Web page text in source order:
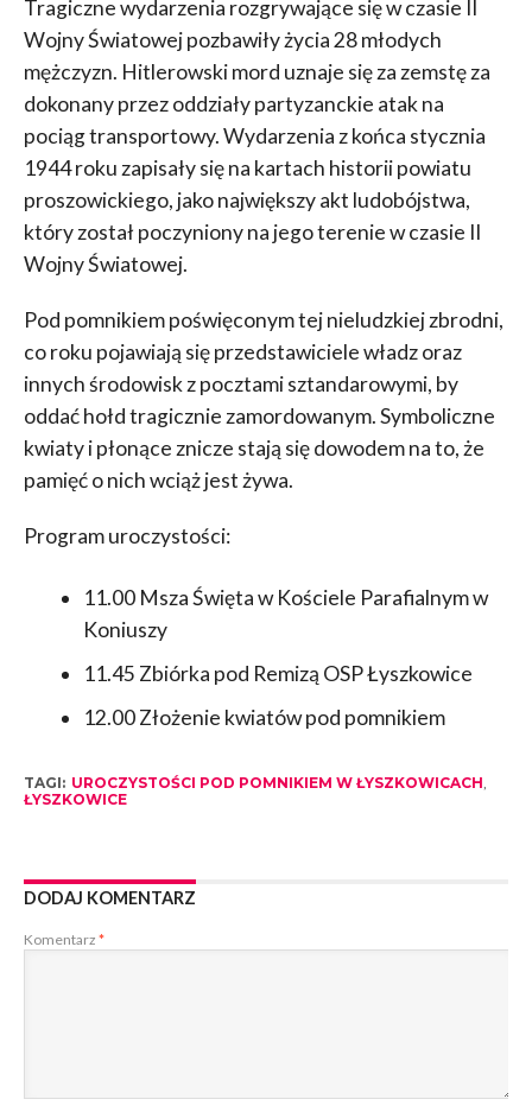
Tragiczne wydarzenia rozgrywające się w czasie II
Wojny Światowej pozbawiły życia 28 młodych
mężczyzn. Hitlerowski mord uznaje się za zemstę za
dokonany przez oddziały partyzanckie atak na
pociąg transportowy. Wydarzenia z końca stycznia
1944 roku zapisały się na kartach historii powiatu
proszowickiego, jako największy akt ludobójstwa,
który został poczyniony na jego terenie w czasie II
Wojny Światowej.
Pod pomnikiem poświęconym tej nieludzkiej zbrodni,
co roku pojawiają się przedstawiciele władz oraz
innych środowisk z pocztami sztandarowymi, by
oddać hołd tragicznie zamordowanym. Symboliczne
kwiaty i płonące znicze stają się dowodem na to, że
pamięć o nich wciąż jest żywa.
Program uroczystości:
11.00 Msza Święta w Kościele Parafialnym w
Koniuszy
11.45 Zbiórka pod Remizą OSP Łyszkowice
12.00 Złożenie kwiatów pod pomnikiem
TAGI: UROCZYSTOŚCI POD POMNIKIEM W ŁYSZKOWICACH,
ŁYSZKOWICE
DODAJ KOMENTARZ
Komentarz *